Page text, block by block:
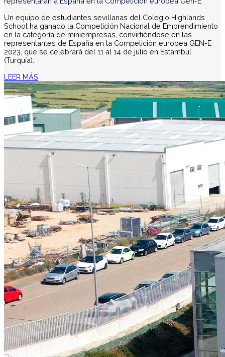
Un equipo de estudiantes sevillanas del Colegio Highlands
School ha ganado la Competición Nacional de Emprendimiento
en la categoría de miniempresas, convirtiéndose en las
representantes de España en la Competición europea GEN-E
2023, que se celebrará del 11 al 14 de julio en Estambul
(Turquía).
LEER MÁS